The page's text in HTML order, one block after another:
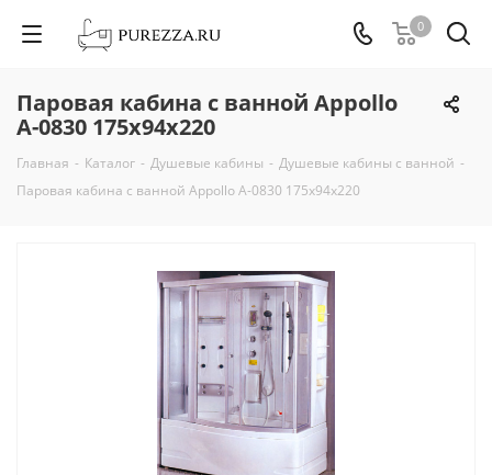
0
Паровая кабина с ванной Appollo
А-0830 175х94х220
Главная - Каталог - Душевые кабины - Душевые кабины с ванной -
Паровая кабина с ванной Appollo А-0830 175х94х220